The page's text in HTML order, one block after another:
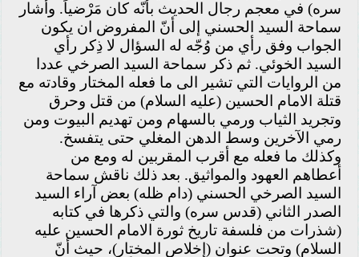
سره) في معجم رجال الحديث بأنّه كان مَرْضياً. وأشار
سماحة السيد الحسني إلى أنّ المفروض ان يكون
الجواب وفق رأي من وُجّه له السؤال لا ذِكر رأي
السيد الخوئي. ثم ذكر سماحة السيد الصرخي عددا
من الروايات التي تشير الى ما فعله المختار وقادته مع
قتلة الامام الحسين (عليه السلام) من قتل وحرق
وتجريد الثياب ورمي بالسهام ومن تهديم البيوت ومن
رمي الآخرين وسط الدهن المغلي حتى يتفسخ.
وكذلك ما فعله مع أقرب المقربين له ومع من
أعطاهم العهود والمواثيق. بعد ذلك ناقش سماحة
السيد الصرخي الحسني (دام ظله) بعض آراء السيد
الصدر الثاني (قدس سره) والتي ذكرها في كتابه
(شذرات من فلسفة تاريخ ثورة الامام الحسين عليه
السلام) وتحت عنوان (إخلاص المختار)، حيث أنّ